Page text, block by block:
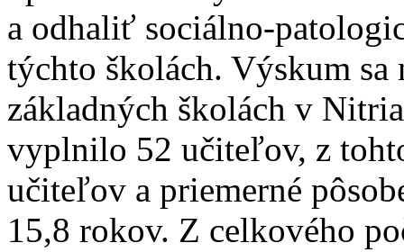
a odhaliť sociálno-
týchto školách. Výskum
základných školách v
vyplnilo 52 učiteľov, z
učiteľov a priemerné
15,8 rokov. Z celkového